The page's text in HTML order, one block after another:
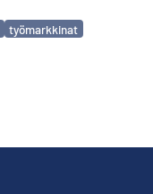
työmarkkinat